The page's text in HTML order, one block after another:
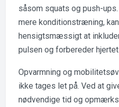
såsom squats og push-
mere konditionstræning,
hensigtsmæssigt at
pulsen og forbereder
Opvarmning og
ikke tages let på. Ved at
nødvendige tid og